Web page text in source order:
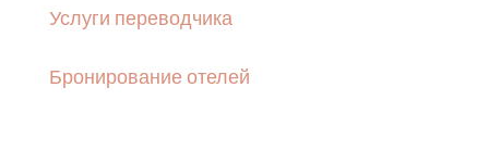
Услуги переводчика
Бронирование отелей